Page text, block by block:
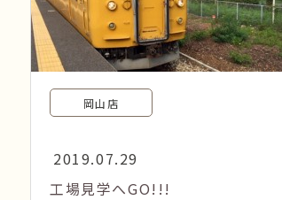
岡山店
2019.07.29
工場見学へGO!!!